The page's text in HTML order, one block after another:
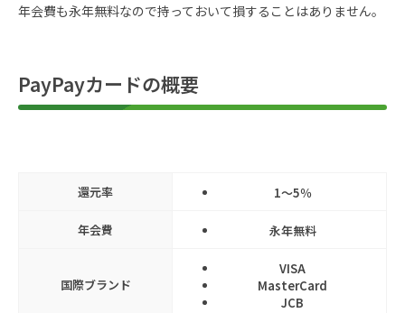
年会費も永年無料なので持っておいて損することはありません。
PayPayカードの概要
還元率 1～5％
年会費 永年無料
国際ブランド
VISA
MasterCard
JCB